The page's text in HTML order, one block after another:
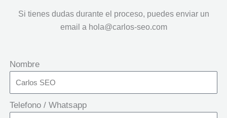
Si tienes dudas durante el proceso, puedes enviar un
email a hola@carlos-seo.com
Nombre
Telefono / Whatsapp